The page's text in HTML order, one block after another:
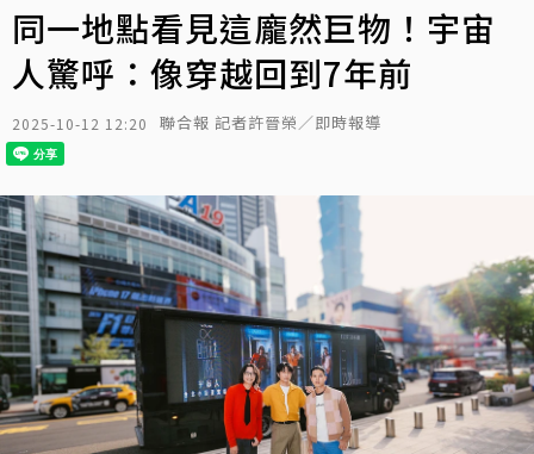
同一地點看見這龐然巨物！宇宙
人驚呼：像穿越回到7年前
2025-10-12 12:20 聯合報 記者許晉榮／即時報導